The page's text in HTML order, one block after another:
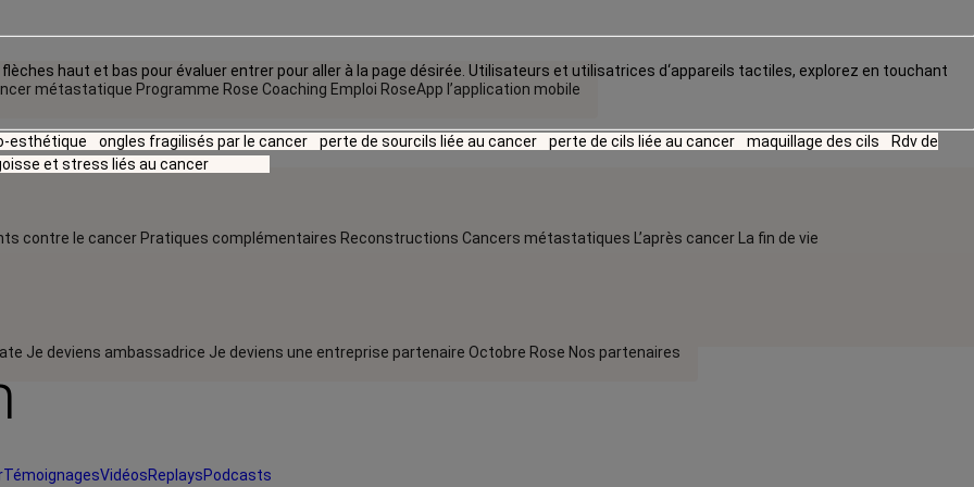
métastatique Programme Rose Coaching Emploi RoseApp l’application mobile
contre le cancer Pratiques complémentaires Reconstructions Cancers métastatiques L’après cancer La fin de vie
Je deviens ambassadrice Je deviens une entreprise partenaire Octobre Rose Nos partenaires
haut et bas pour évaluer entrer pour aller à la page désirée. Utilisateurs et utilisatrices d‘appareils tactiles, explorez en touchant
esthétique ongles fragilisés par le cancer perte de sourcils liée au cancer perte de cils liée au cancer maquillage des cils
Rdv de
et stress liés au cancer
TémoignagesVidéosReplaysPodcasts